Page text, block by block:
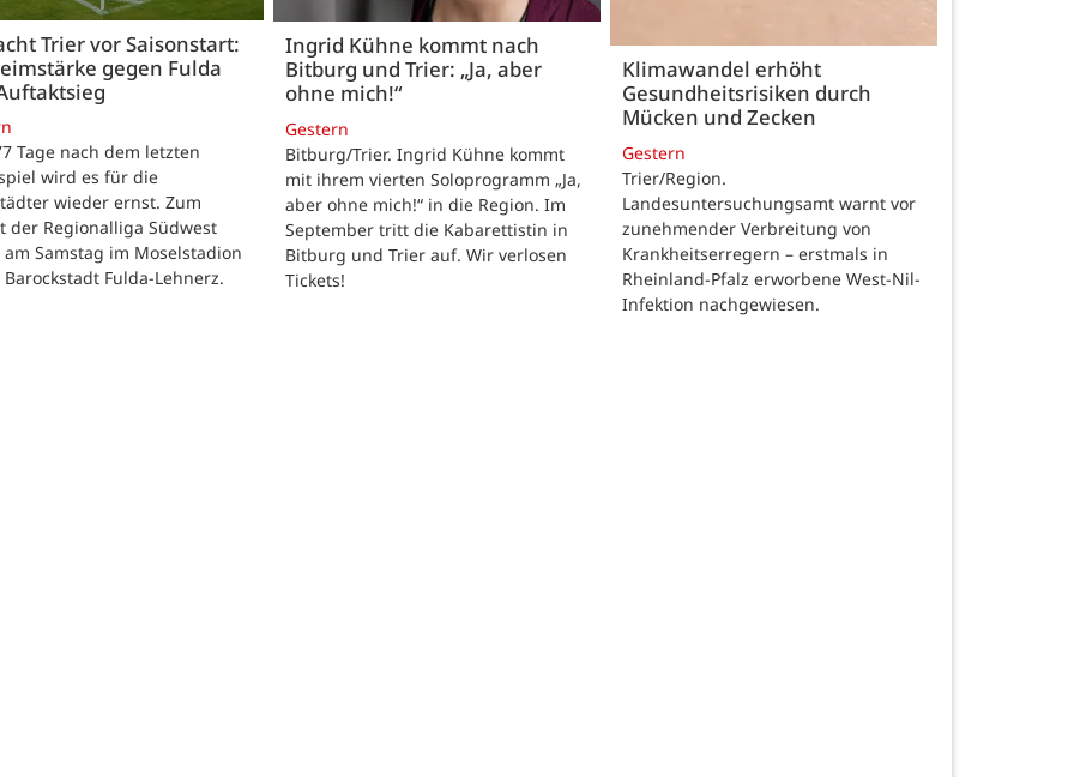
Trier vor Saisonstart:
gegen Fulda
Tage nach dem letzten
wird es für die
wieder ernst. Zum
der Regionalliga Südwest
Samstag im Moselstadion
Barockstadt Fulda-Lehnerz.
Ingrid Kühne kommt nach
Bitburg und Trier: „Ja, aber
ohne mich!“
Gestern
Bitburg/Trier. Ingrid Kühne kommt
mit ihrem vierten Soloprogramm „Ja,
aber ohne mich!“ in die Region. Im
September tritt die Kabarettistin in
Bitburg und Trier auf. Wir verlosen
Tickets!
Klimawandel erhöht
Gesundheitsrisiken durch
Mücken und Zecken
Gestern
Trier/Region.
Landesuntersuchungsamt warnt vor
zunehmender Verbreitung von
Krankheitserregern – erstmals in
Rheinland-Pfalz erworbene West-Nil-
Infektion nachgewiesen.